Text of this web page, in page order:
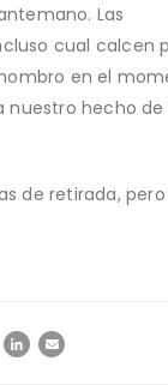
Las
cual calcen
en el
nuestro hecho de
de retirada,